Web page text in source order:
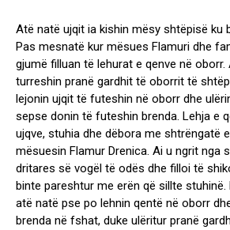
Atë natë ujqit ia kishin mësy shtëpisë ku
Pas mesnatë kur mësues Flamuri dhe
gjumë filluan të lehurat e qenve në oborr.
turreshin pranë gardhit të oborrit të
lejonin ujqit të futeshin në oborr dhe
sepse donin të futeshin brenda. Lehja e
ujqve, stuhia dhe dëbora me shtrëngatë
mësuesin Flamur Drenica. Ai u ngrit nga
dritares së vogël të odës dhe filloi të
binte pareshtur me erën që sillte
atë natë pse po lehnin qentë në oborr
brenda në fshat, duke ulëritur pranë